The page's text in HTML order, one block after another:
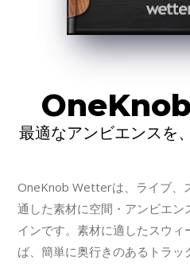
最適なアンビエンスを
OneKnob Wetterは、ライブ、
通した素材に空間・アンビエ
インです。素材に適したスウ
ば、簡単に奥行きのあるトラッ